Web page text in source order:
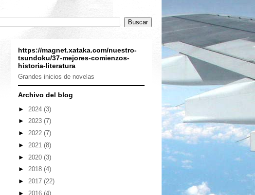
https://magnet.xataka.com/nuestro-
tsundoku/37-mejores-comienzos-
historia-literatura
Grandes inicios de novelas
Archivo del blog
► 2024 (3)
► 2023 (7)
► 2022 (7)
► 2021 (8)
► 2020 (3)
► 2018 (4)
► 2017 (22)
► 2016 (4)